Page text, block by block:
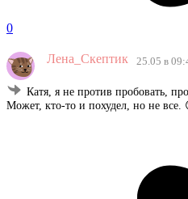
0
Лена_Скептик 25.05 в
Катя, я не против пробовать,
Может, кто-то и похудел, но не все.